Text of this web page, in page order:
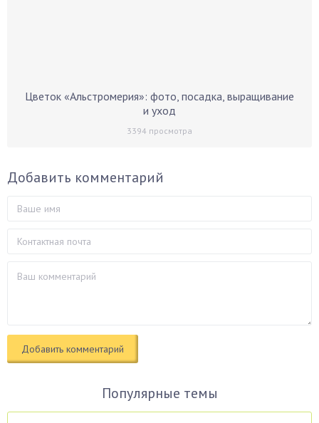
Цветок «Альстромерия»: фото, посадка, выращивание
и уход
3394 просмотра
Добавить комментарий
Популярные темы